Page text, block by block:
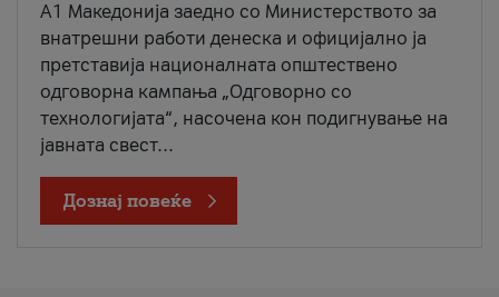
A1 Македонија заедно со Министерството за
внатрешни работи денеска и официјално ја
претставија националната општествено
одговорна кампања „Одговорно со
технологијата“, насочена кон подигнување на
јавната свест...
Дознај повеќе